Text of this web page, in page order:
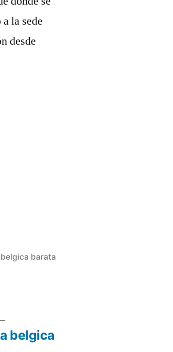
la sede
desde
barata
Entrada
siguiente:
belgica